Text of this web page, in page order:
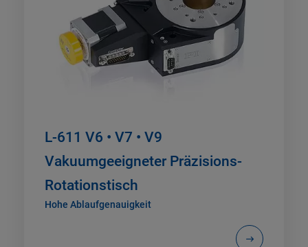
L-611 V6 • V7 • V9
Vakuumgeeigneter Präzisions-
Rotationstisch
Hohe Ablaufgenauigkeit